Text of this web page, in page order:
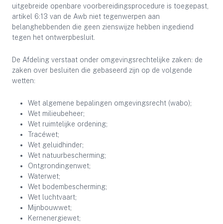
uitgebreide openbare voorbereidingsprocedure is toegepast,
artikel 6:13 van de Awb niet tegenwerpen aan
belanghebbenden die geen zienswijze hebben ingediend
tegen het ontwerpbesluit.
De Afdeling verstaat onder omgevingsrechtelijke zaken: de
zaken over besluiten die gebaseerd zijn op de volgende
wetten:
Wet algemene bepalingen omgevingsrecht (wabo);
Wet milieubeheer;
Wet ruimtelijke ordening;
Tracéwet;
Wet geluidhinder;
Wet natuurbescherming;
Ontgrondingenwet;
Waterwet;
Wet bodembescherming;
Wet luchtvaart;
Mijnbouwwet;
Kernenergiewet;